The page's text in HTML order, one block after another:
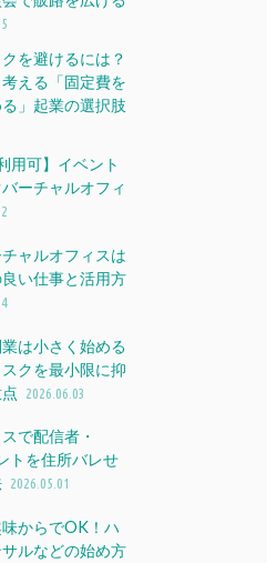
を避けるには？
える「固定費を
」起業の選択肢
用可】イベント
ーチャルオフィ
ャルオフィスは
い仕事と活用方
業は小さく始める
クを最小限に抑
2026.06.03
で配信者・
トを住所バレせ
2026.05.01
からでOK！ハ
ルなどの始め方